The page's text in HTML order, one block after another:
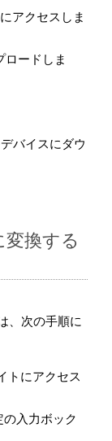
アクセスしま
ロードしま
バイスにダウ
換する
、次の手順に
トにアクセス
入力ボック